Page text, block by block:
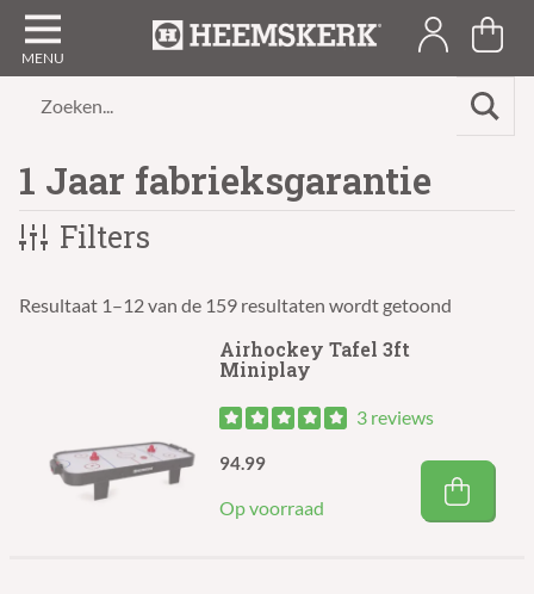
Zoeken...
1 Jaar fabrieksgarantie
Filters
Resultaat 1–12 van de 159 resultaten wordt getoond
Airhockey Tafel 3ft
Miniplay
3 reviews
Op voorraad
94.99